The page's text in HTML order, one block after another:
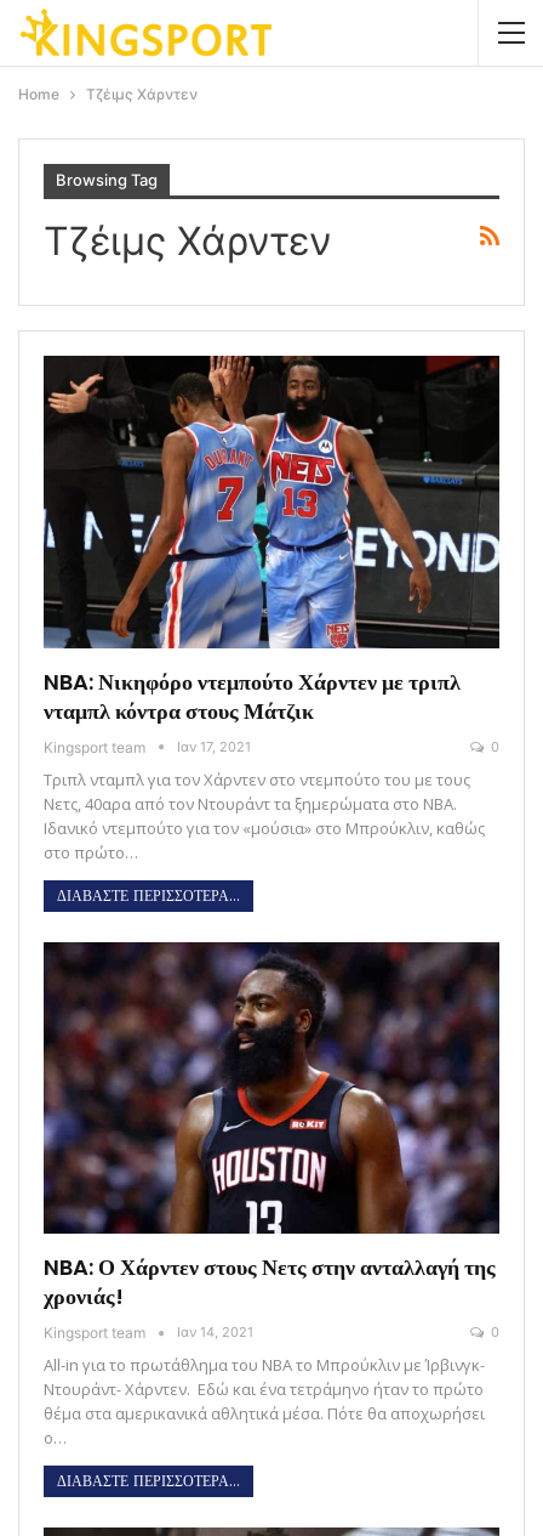
Home Τζέιμς Χάρντεν
Browsing Tag
Τζέιμς Χάρντεν
NBA: Νικηφόρο ντεμπούτο Χάρντεν με τριπλ
νταμπλ κόντρα στους Μάτζικ
Kingsport team Ιαν 17, 2021 0
Τριπλ νταμπλ για τον Χάρντεν στο ντεμπούτο του με τους
Νετς, 40αρα από τον Ντουράντ τα ξημερώματα στο ΝΒΑ.
Ιδανικό ντεμπούτο για τον «μούσια» στο Μπρούκλιν, καθώς
στο πρώτο…
ΔΙΑΒΑΣΤΕ ΠΕΡΙΣΣΟΤΕΡΑ...
NBA: Ο Χάρντεν στους Νετς στην ανταλλαγή της
χρονιάς!
Kingsport team Ιαν 14, 2021 0
All-in για το πρωτάθλημα του ΝΒΑ το Μπρούκλιν με Ίρβινγκ-
Ντουράντ- Χάρντεν. Εδώ και ένα τετράμηνο ήταν το πρώτο
θέμα στα αμερικανικά αθλητικά μέσα. Πότε θα αποχωρήσει
ο…
ΔΙΑΒΑΣΤΕ ΠΕΡΙΣΣΟΤΕΡΑ...